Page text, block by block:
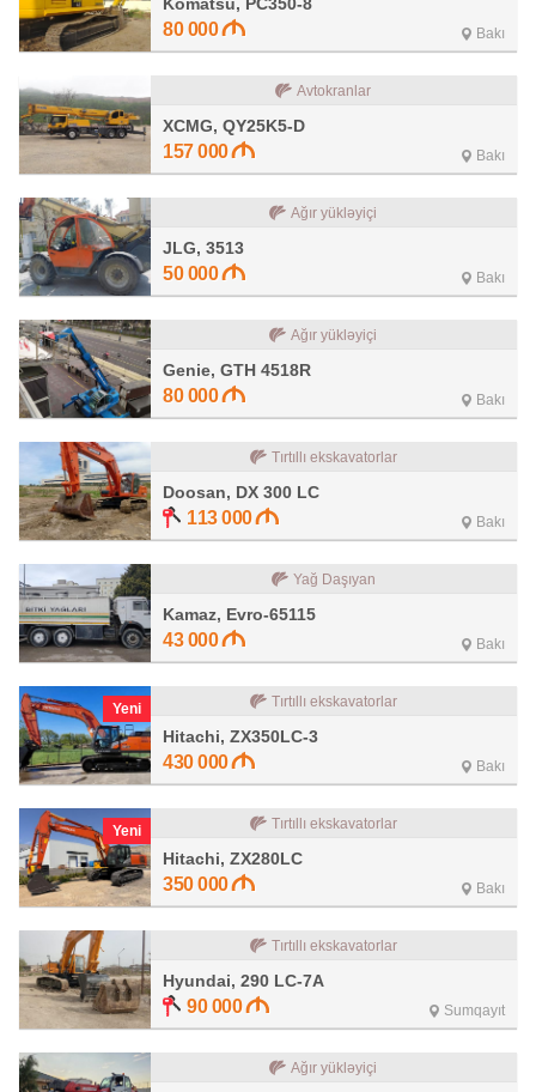
80 000 Bakı
Avtokranlar
XCMG, QY25K5-D
157 000 Bakı
Ağır yükləyiçi
JLG, 3513
50 000 Bakı
Ağır yükləyiçi
Genie, GTH 4518R
80 000 Bakı
Tırtıllı ekskavatorlar
Doosan, DX 300 LC
113 000 Bakı
Yağ Daşıyan
Kamaz, Evro-65115
43 000 Bakı
Yeni Tırtıllı ekskavatorlar
Hitachi, ZX350LC-3
430 000 Bakı
Yeni Tırtıllı ekskavatorlar
Hitachi, ZX280LC
350 000 Bakı
Tırtıllı ekskavatorlar
Hyundai, 290 LC-7A
90 000 Sumqayıt
Ağır yükləyiçi